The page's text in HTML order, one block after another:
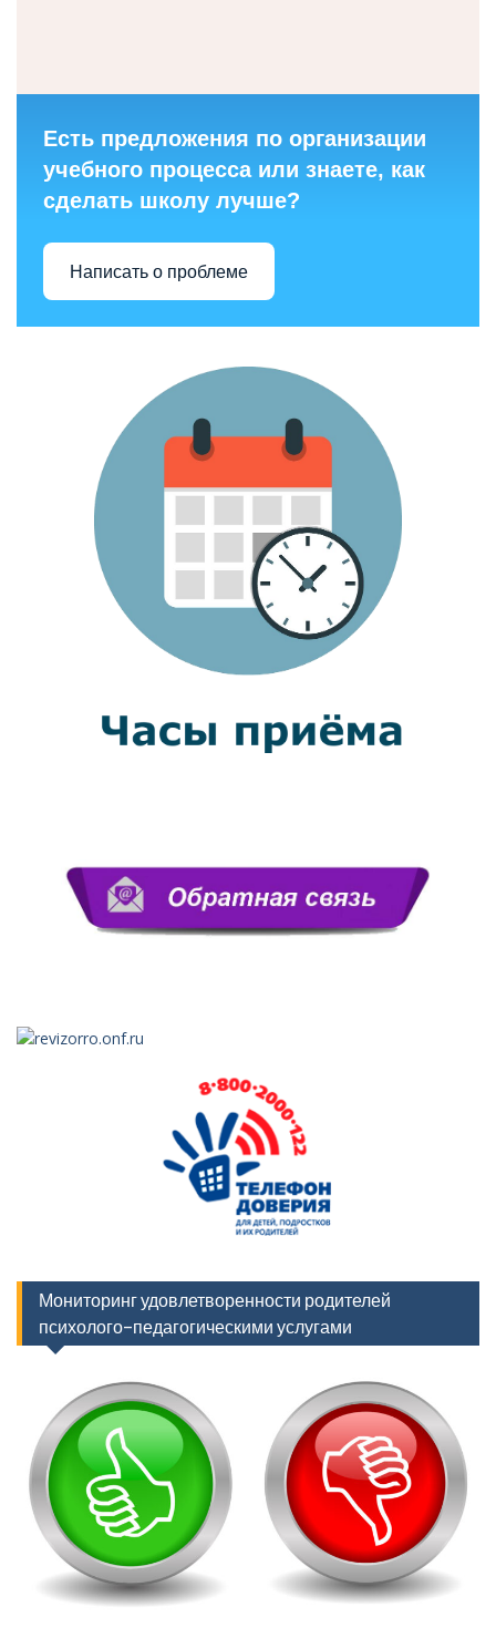
Есть предложения по организации
учебного процесса или знаете, как
сделать школу лучше?
Написать о проблеме
Мониторинг удовлетворенности родителей
психолого-педагогическими услугами